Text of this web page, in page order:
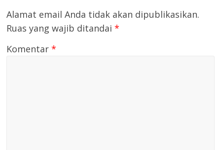
Alamat email Anda tidak akan dipublikasikan.
Ruas yang wajib ditandai*
Komentar*